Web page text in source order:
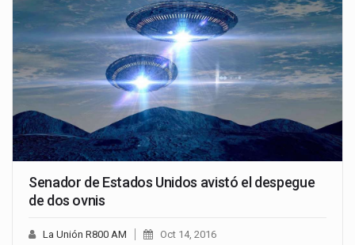
Senador de Estados Unidos avistó el despegue
de dos ovnis
La Unión R800 AM Oct 14, 2016